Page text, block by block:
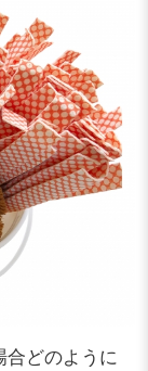
どのように